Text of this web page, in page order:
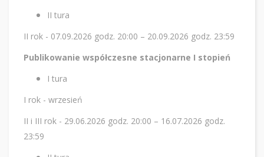
II tura
II rok - 07.09.2026 godz. 20:00 – 20.09.2026 godz. 23:59
Publikowanie współczesne stacjonarne I stopień
I tura
I rok - wrzesień
II i III rok - 29.06.2026 godz. 20:00 – 16.07.2026 godz.
23:59